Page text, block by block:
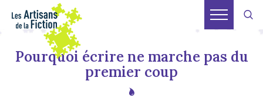
Pourquoi écrire ne marche pas du
premier coup